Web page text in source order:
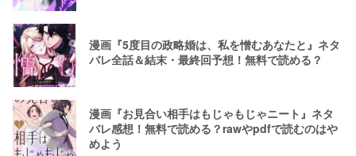
漫画『5度目の政略婚は、私を憎むあなたと』ネタ
バレ全話＆結末・最終回予想！無料で読める？
漫画『お見合い相手はもじゃもじゃニート』ネタ
バレ感想！無料で読める？rawやpdfで読むのはや
めよう